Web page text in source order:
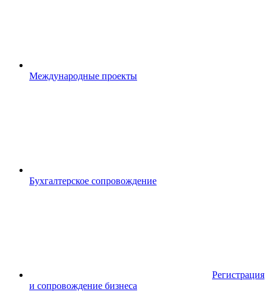
Международные проекты
Бухгалтерское сопровождение
Регистрация
и сопровождение бизнеса